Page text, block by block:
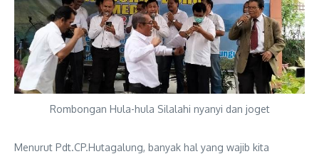
Rombongan Hula-hula Silalahi nyanyi dan joget
Menurut Pdt.CP.Hutagalung, banyak hal yang wajib kita